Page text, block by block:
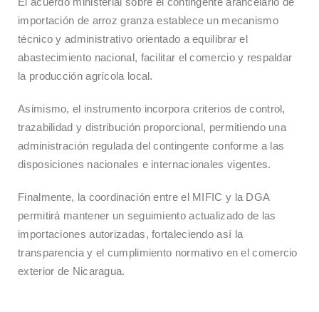
importación de arroz granza establece un mecanismo
técnico y administrativo orientado a equilibrar el
abastecimiento nacional, facilitar el comercio y respaldar
la producción agrícola local.
Asimismo, el instrumento incorpora criterios de control,
trazabilidad y distribución proporcional, permitiendo una
administración regulada del contingente conforme a las
disposiciones nacionales e internacionales vigentes.
Finalmente, la coordinación entre el MIFIC y la DGA
permitirá mantener un seguimiento actualizado de las
importaciones autorizadas, fortaleciendo así la
transparencia y el cumplimiento normativo en el comercio
exterior de Nicaragua.